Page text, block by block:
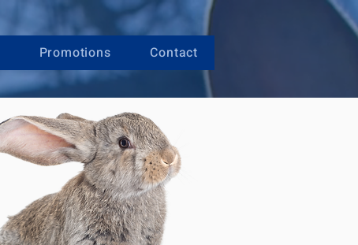
Promotions Contact